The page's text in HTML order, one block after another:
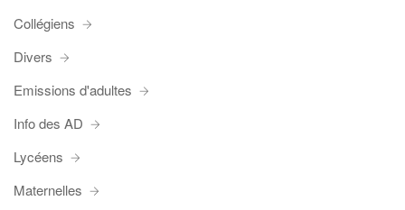
Collégiens
Divers
Emissions d'adultes
Info des AD
Lycéens
Maternelles